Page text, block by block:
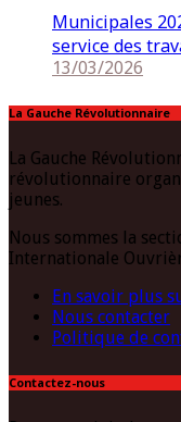
Municipales
service des
13/03/2026
La Gauche Révolutionnaire
La Gauche
révolutionnaire
jeunes.
Nous sommes la
Internationale
En savoir plus
Nous contacter
Politique de
Contactez-nous